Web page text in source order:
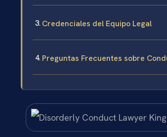
Credenciales del Equipo Legal
Preguntas Frecuentes sobre